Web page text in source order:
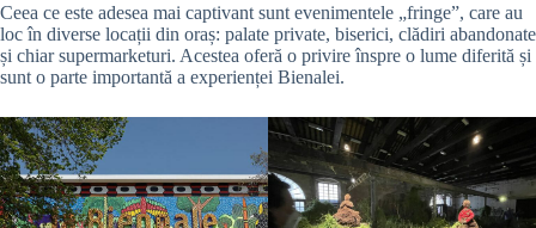
Ceea ce este adesea mai captivant sunt evenimentele „fringe”, care au
loc în diverse locații din oraș: palate private, biserici, clădiri abandonate
și chiar supermarketuri. Acestea oferă o privire înspre o lume diferită și
sunt o parte importantă a experienței Bienalei.